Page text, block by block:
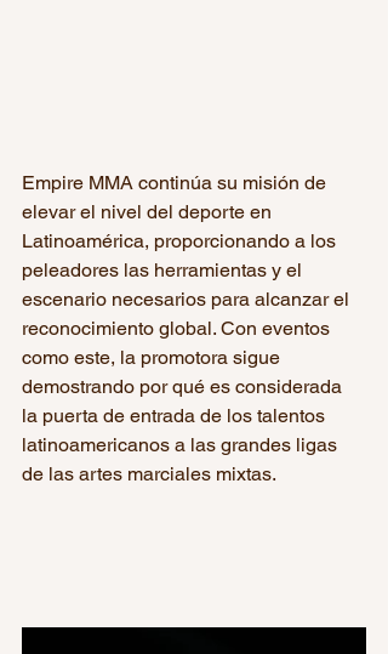
Empire MMA continúa su misión de
elevar el nivel del deporte en
Latinoamérica, proporcionando a los
peleadores las herramientas y el
escenario necesarios para alcanzar el
reconocimiento global. Con eventos
como este, la promotora sigue
demostrando por qué es considerada
la puerta de entrada de los talentos
latinoamericanos a las grandes ligas
de las artes marciales mixtas.